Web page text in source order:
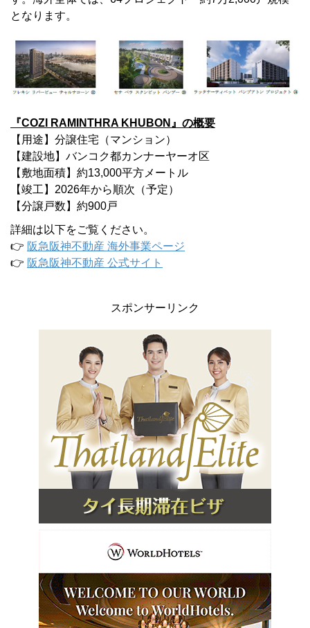
となります。
『COZI RAMINTHRA KHUBON』の概要
【用途】分譲住宅（マンション）
【建設地】バンコク都カンナーヤーオ区
【敷地面積】約13,000平方メートル
【竣工】2026年から順次（予定）
【分譲戸数】約900戸
詳細は以下をご覧ください。
👉 阪急阪神不動産 海外事業ページ
👉 阪急阪神不動産 公式サイト
スポンサーリンク